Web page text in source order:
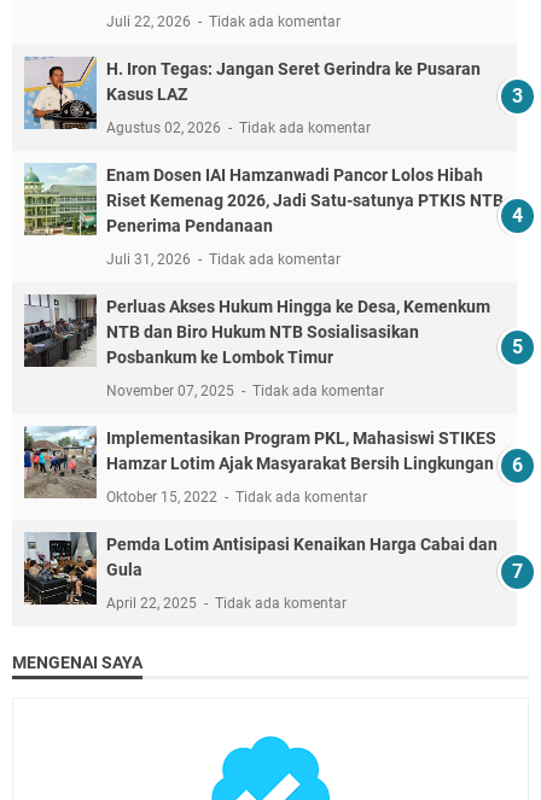
Juli 22, 2026 Tidak ada komentar
H. Iron Tegas: Jangan Seret Gerindra ke Pusaran
Kasus LAZ
Agustus 02, 2026 Tidak ada komentar
Enam Dosen IAI Hamzanwadi Pancor Lolos Hibah
Riset Kemenag 2026, Jadi Satu-satunya PTKIS NTB
Penerima Pendanaan
Juli 31, 2026 Tidak ada komentar
Perluas Akses Hukum Hingga ke Desa, Kemenkum
NTB dan Biro Hukum NTB Sosialisasikan
Posbankum ke Lombok Timur
November 07, 2025 Tidak ada komentar
Implementasikan Program PKL, Mahasiswi STIKES
Hamzar Lotim Ajak Masyarakat Bersih Lingkungan
Oktober 15, 2022 Tidak ada komentar
Pemda Lotim Antisipasi Kenaikan Harga Cabai dan
Gula
April 22, 2025 Tidak ada komentar
MENGENAI SAYA